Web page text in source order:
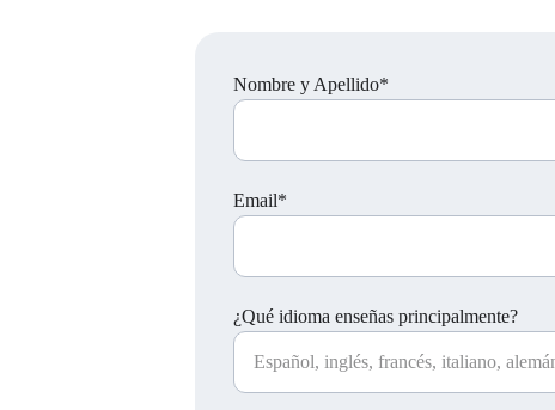
Nombre y Apellido*
Email*
¿Qué idioma enseñas principalmente?